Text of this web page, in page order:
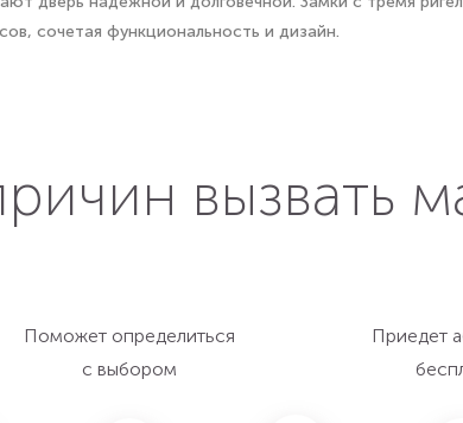
сочетая функциональность и дизайн.
вызвать
Поможет определиться
с выбором
Приедет